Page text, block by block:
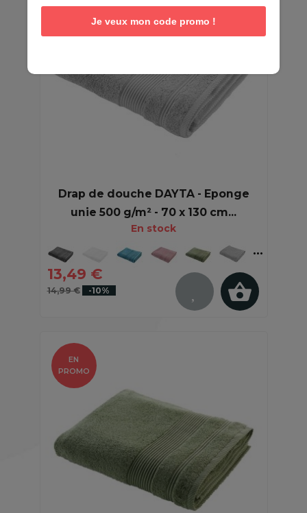
Drap de douche DAYTA - Eponge
unie 500 g/m² - 70 x 130 cm...
En stock
13,49 €
14,99 € -10%
EN
PROMO
Je veux mon code promo !